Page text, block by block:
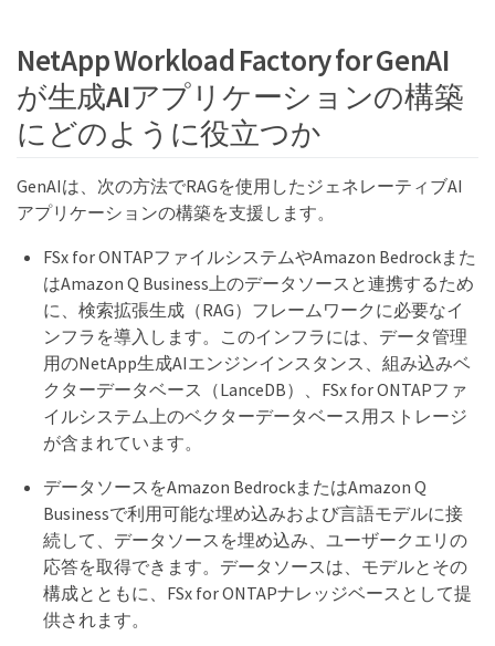
NetApp Workload Factory for GenAI
が生成AIアプリケーションの構築
にどのように役立つか
GenAIは、次の方法でRAGを使用したジェネレーティブAI
アプリケーションの構築を支援します。
FSx for ONTAPファイルシステムやAmazon Bedrockまた
はAmazon Q Business上のデータソースと連携するため
に、検索拡張生成（RAG）フレームワークに必要なイ
ンフラを導入します。このインフラには、データ管理
用のNetApp生成AIエンジンインスタンス、組み込みベ
クターデータベース（LanceDB）、FSx for ONTAPファ
イルシステム上のベクターデータベース用ストレージ
が含まれています。
データソースをAmazon BedrockまたはAmazon Q
Businessで利用可能な埋め込みおよび言語モデルに接
続して、データソースを埋め込み、ユーザークエリの
応答を取得できます。データソースは、モデルとその
構成とともに、FSx for ONTAPナレッジベースとして提
供されます。